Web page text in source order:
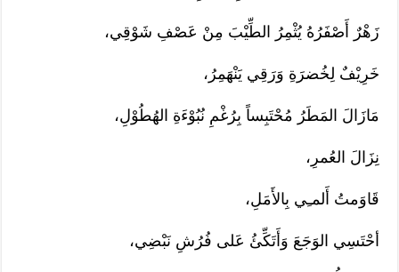
زَهْرٌ أَصْفَرُهُ يُثْمِرُ الطِّيْبَ مِنْ عَصْفِ شَوْقِي،
خَرِيْفٌ لِخُضرَةِ وَرَقِي يَنْهَمِرُ،
مَازَالَ المَطَرُ مُحْتَبِساً بِرُغْمِ نُبُوْءَةِ الهُطُوْلِ،
نِزَالَ العُمرِ،
قَاوَمتُ أَلمـِي بِالأَمَلِ،
أحْتَسِي الوَجَعَ وَأَتَكِّئُ عَلى فُرُشِ نَبْضِي،